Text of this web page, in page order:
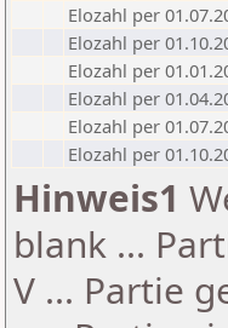
Elozahl per
Elozahl per
Elozahl per
Elozahl per
Elozahl per
Elozahl per
Hinweis1
blank ...
V ... Partie